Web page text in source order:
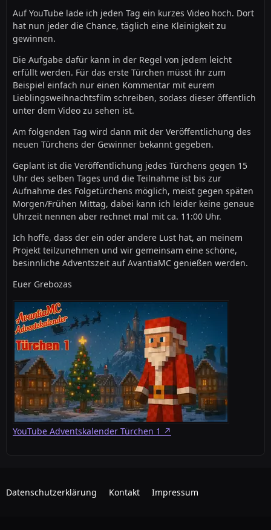
Auf YouTube lade ich jeden Tag ein kurzes Video hoch. Dort
hat nun jeder die Chance, täglich eine Kleinigkeit zu
gewinnen.
Die Aufgabe dafür kann in der Regel von jedem leicht
erfüllt werden. Für das erste Türchen müsst ihr zum
Beispiel einfach nur einen Kommentar mit eurem
Lieblingsweihnachtsfilm schreiben, sodass dieser öffentlich
unter dem Video zu sehen ist.
Am folgenden Tag wird dann mit der Veröffentlichung des
neuen Türchens der Gewinner bekannt gegeben.
Geplant ist die Veröffentlichung jedes Türchens gegen 15
Uhr des selben Tages und die Teilnahme ist bis zur
Aufnahme des Folgetürchens möglich, meist gegen späten
Morgen/Frühen Mittag, dabei kann ich leider keine genaue
Uhrzeit nennen aber rechnet mal mit ca. 11:00 Uhr.
Ich hoffe, dass der ein oder andere Lust hat, an meinem
Projekt teilzunehmen und wir gemeinsam eine schöne,
besinnliche Adventszeit auf AvantiaMC genießen werden.
Euer Grebozas
YouTube Adventskalender Türchen 1
Datenschutzerklärung Kontakt Impressum